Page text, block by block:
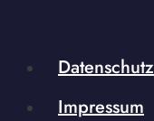
Datenschutz
Impressum